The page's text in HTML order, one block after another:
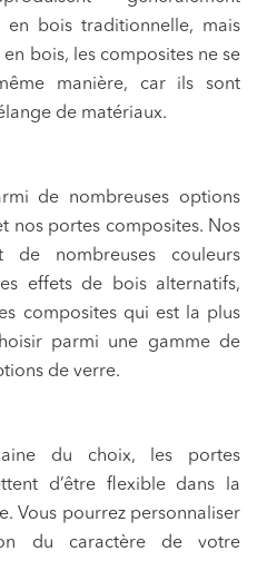
en bois traditionnelle, mais
bois, les composites ne se
manière, car ils sont
de matériaux.
de nombreuses options
nos portes composites. Nos
nombreuses couleurs
effets de bois alternatifs,
composites qui est la plus
parmi une gamme de
de verre.
du choix, les portes
d’être flexible dans la
Vous pourrez personnaliser
du caractère de votre